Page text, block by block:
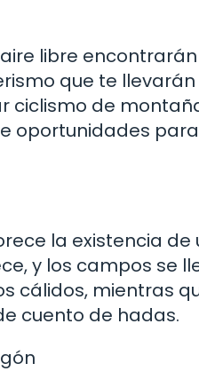
libre
que te
ciclismo de
oportunidades
la existencia
y los campos se
cálidos, mientras
cuento de hadas.